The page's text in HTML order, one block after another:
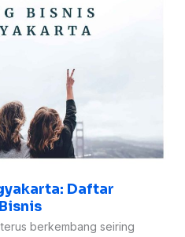
Daftar
berkembang seiring